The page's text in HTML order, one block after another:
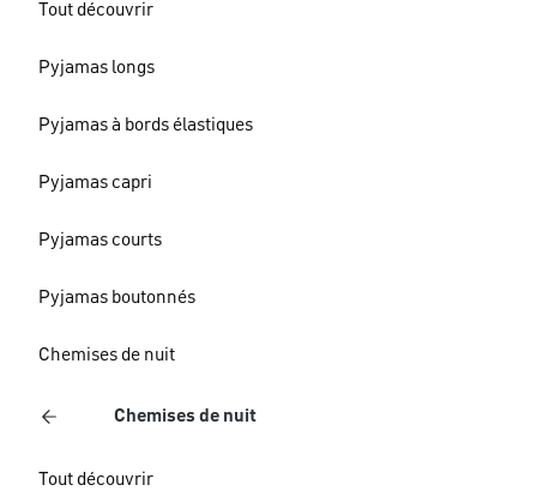
Tout découvrir
Pyjamas longs
Pyjamas à bords élastiques
Pyjamas capri
Pyjamas courts
Pyjamas boutonnés
Chemises de nuit
Chemises de nuit
Tout découvrir